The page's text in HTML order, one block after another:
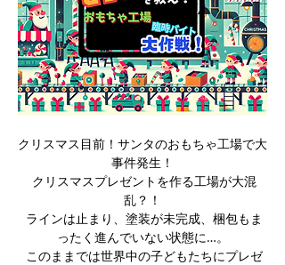
クリスマス目前！サンタのおもちゃ工場で大
事件発生！
乱？！
ったく進んでいない状態に…。